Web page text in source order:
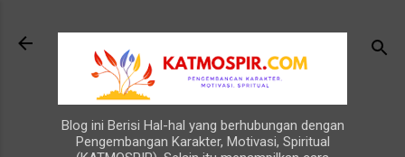
Blog ini Berisi Hal-hal yang berhubungan dengan
Pengembangan Karakter, Motivasi, Spiritual